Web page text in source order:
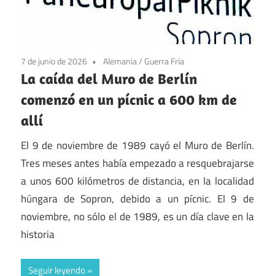
7 de junio de 2026 Alemania/Guerra Fría
La caída del Muro de Berlín
comenzó en un pícnic a 600 km de
allí
El 9 de noviembre de 1989 cayó el Muro de Berlín.
Tres meses antes había empezado a resquebrajarse
a unos 600 kilómetros de distancia, en la localidad
húngara de Sopron, debido a un pícnic. El 9 de
noviembre, no sólo el de 1989, es un día clave en la
historia
Seguir leyendo